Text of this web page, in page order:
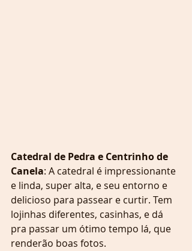
Catedral de Pedra e Centrinho de
Canela: A catedral é impressionante
e linda, super alta, e seu entorno e
delicioso para passear e curtir. Tem
lojinhas diferentes, casinhas, e dá
pra passar um ótimo tempo lá, que
renderão boas fotos.